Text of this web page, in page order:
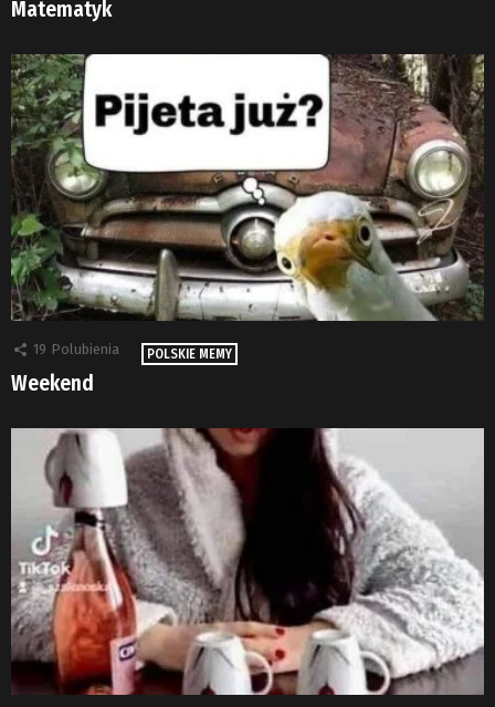
Matematyk
19 Polubienia POLSKIE MEMY
Weekend